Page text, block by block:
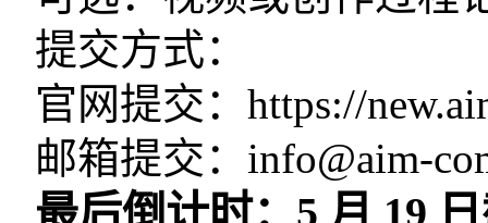
提交方式：
官网提交：https://
邮箱提交：info@aim-
最后倒计时：5 月 19